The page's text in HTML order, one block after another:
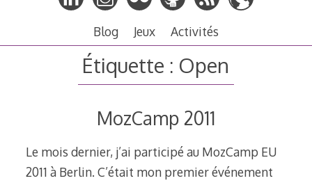
Blog Jeux Activités
Étiquette : Open
MozCamp 2011
Le mois dernier, j’ai participé au MozCamp EU
2011 à Berlin. C’était mon premier événement